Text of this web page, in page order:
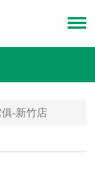
menu
-新竹店